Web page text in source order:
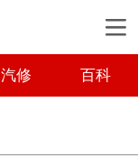
汽修 百科